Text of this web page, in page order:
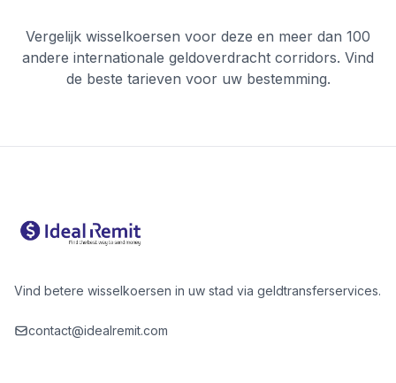
Vergelijk wisselkoersen voor deze en meer dan 100
andere internationale geldoverdracht corridors. Vind
de beste tarieven voor uw bestemming.
Vind betere wisselkoersen in uw stad via geldtransferservices.
contact@idealremit.com